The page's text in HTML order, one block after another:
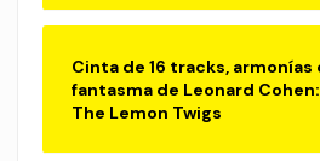
Cinta de 16 tracks, armonías
fantasma de Leonard
The Lemon Twigs